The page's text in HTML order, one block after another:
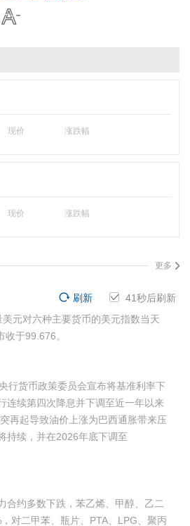
现价 涨跌幅
现价 涨跌幅
更多
40秒后刷新
刷新
元对六种主要货币的美元指数当天
于99.676。
行货币政策委员会宣布将基准利率下
连续第四次降息并下调至近一年以来
再起导致油价上涨为巴西通胀带来压
持续，并在2026年底下调至
合约多数下跌，苯乙烯、甲醇、乙二
对二甲苯、瓶片、PTA、LPG、聚丙